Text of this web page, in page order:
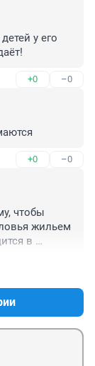
у его
+0 –0
+0 –0
чтобы
жильем
в
стал